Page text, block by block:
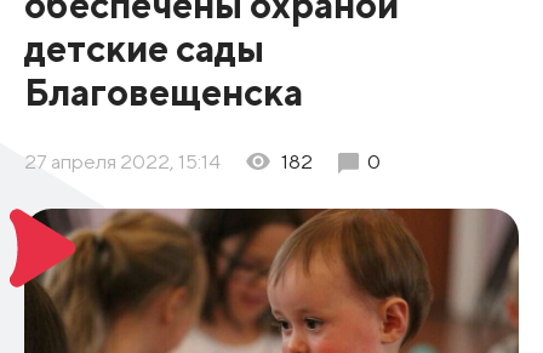
детские сады
Благовещенска
27 апреля 2022, 15:14 182 0